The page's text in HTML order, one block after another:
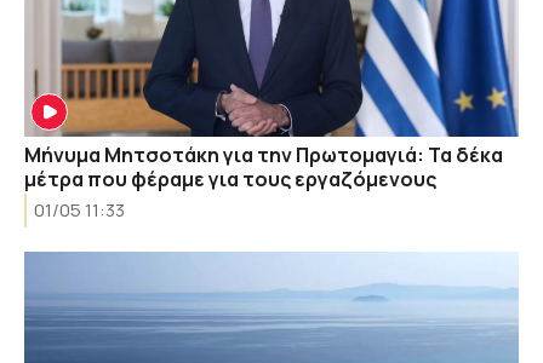
Μήνυμα Μητσοτάκη για την Πρωτομαγιά: Τα δέκα
μέτρα που φέραμε για τους εργαζόμενους
01/05 11:33